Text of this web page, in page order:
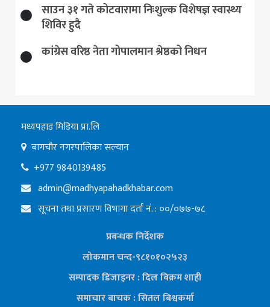
साउन ३१ गते कोटवारामा निःशुल्क विशेषज्ञ स्वास्थ्य
शिविर हुदै
कांग्रेस वरिष्ठ नेता गोपालमान श्रेष्ठको निधन
मध्यपहाड मिडिया प्रा.लि
बागचौर नगरपालिका सल्यान
+977 9840139485
admin@madhyapahadkhabar.com
सूचना तथा प्रसारण विभागा दर्ता नं. : ००/०७७-७८
प्रबन्धक निर्देशक
लोकमान चन्द-९८१०१०२५२३
सम्पादक डिजाइनर : दिल बिक्रम शाही
समाचार बाचक : सितलबिश्वकर्मा